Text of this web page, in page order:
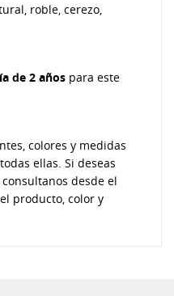
roble, cerezo,
de 2 años para este
colores y medidas
ellas. Si deseas
desde el
producto, color y